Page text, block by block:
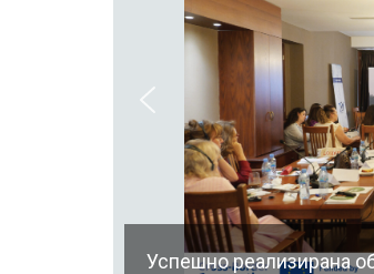
Успешно реализирана